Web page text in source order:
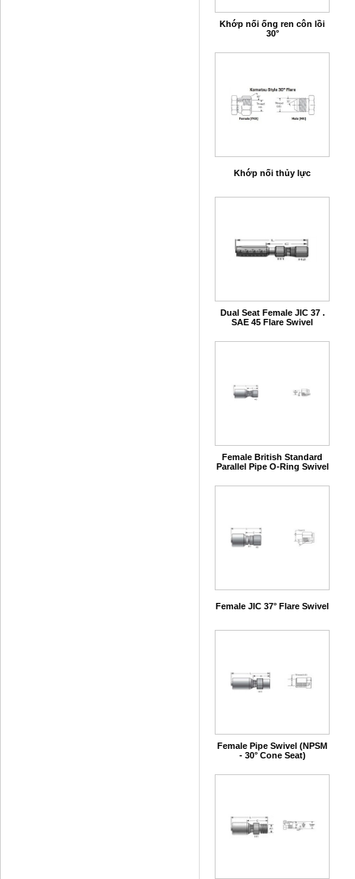
Khớp nối ống ren côn lồi
30°
Khớp nối thủy lực
Dual Seat Female JIC 37 .
SAE 45 Flare Swivel
Female British Standard
Parallel Pipe O-Ring Swivel
Female JIC 37° Flare Swivel
Female Pipe Swivel (NPSM
- 30° Cone Seat)